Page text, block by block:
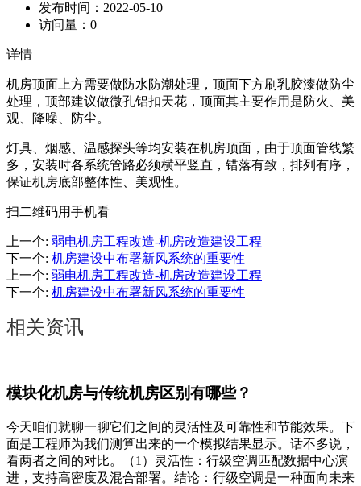
发布时间： 2022-05-10
访问量： 0
详情
机房顶面上方需要做防水防潮处理，顶面下方刷乳胶漆做防尘
处理，顶部建议做微孔铝扣天花，顶面其主要作用是防火、美
观、降噪、防尘。
灯具、烟感、温感探头等均安装在机房顶面，由于顶面管线繁
多，安装时各系统管路必须横平竖直，错落有致，排列有序，
保证机房底部整体性、美观性。
扫二维码用手机看
上一个: 弱电机房工程改造-机房改造建设工程
下一个: 机房建设中布署新风系统的重要性
上一个: 弱电机房工程改造-机房改造建设工程
下一个: 机房建设中布署新风系统的重要性
相关资讯
模块化机房与传统机房区别有哪些？
今天咱们就聊一聊它们之间的灵活性及可靠性和节能效果。下
面是工程师为我们测算出来的一个模拟结果显示。话不多说，
看两者之间的对比。（1）灵活性：行级空调匹配数据中心演
进，支持高密度及混合部署。结论：行级空调是一种面向未来